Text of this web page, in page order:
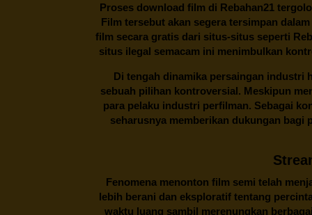
Proses download film di Rebahan21
Film tersebut akan segera tersimpan
film secara gratis dari situs-situs seperti
situs ilegal semacam ini menimbulkan
Di tengah dinamika persaingan industri
sebuah pilihan kontroversial. Meskipun
para pelaku industri perfilman. Sebagai
seharusnya memberikan dukungan bagi
Fenomena menonton film semi telah
lebih berani dan eksploratif tentang
waktu luang sambil merenungkan